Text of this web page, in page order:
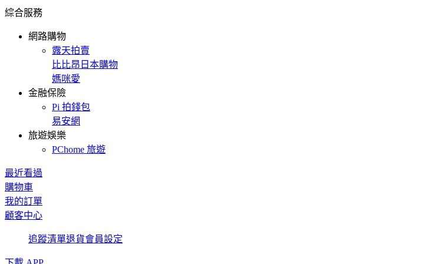
綜合服務
網路購物
露天拍賣
比比昂日本購物
媽咪愛
金融保險
Pi 拍錢包
易安網
旅遊娛樂
PChome 旅遊
最近看過
購物車
我的訂單
顧客中心
追蹤清單退貨會員設定